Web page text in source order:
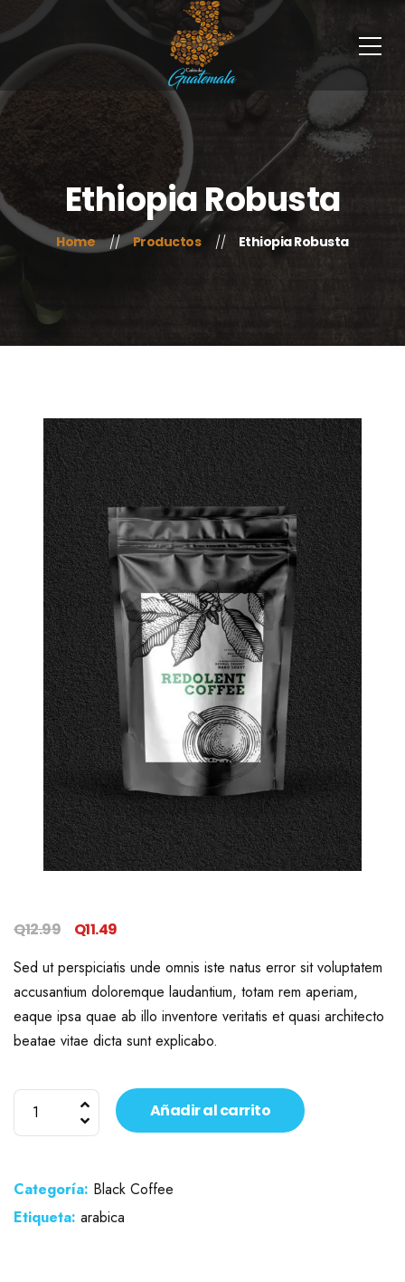
Ethiopia Robusta
Home Productos Ethiopia Robusta
Q12.99
Original
was:
Q12.99.
Q11.49
is:
Q11.49.
Sed ut perspiciatis unde omnis iste natus error sit voluptatem
accusantium doloremque laudantium, totam rem aperiam,
eaque ipsa quae ab illo inventore veritatis et quasi architecto
beatae vitae dicta sunt explicabo.
Añadir al carrito
Categoría: Black Coffee
Etiqueta: arabica